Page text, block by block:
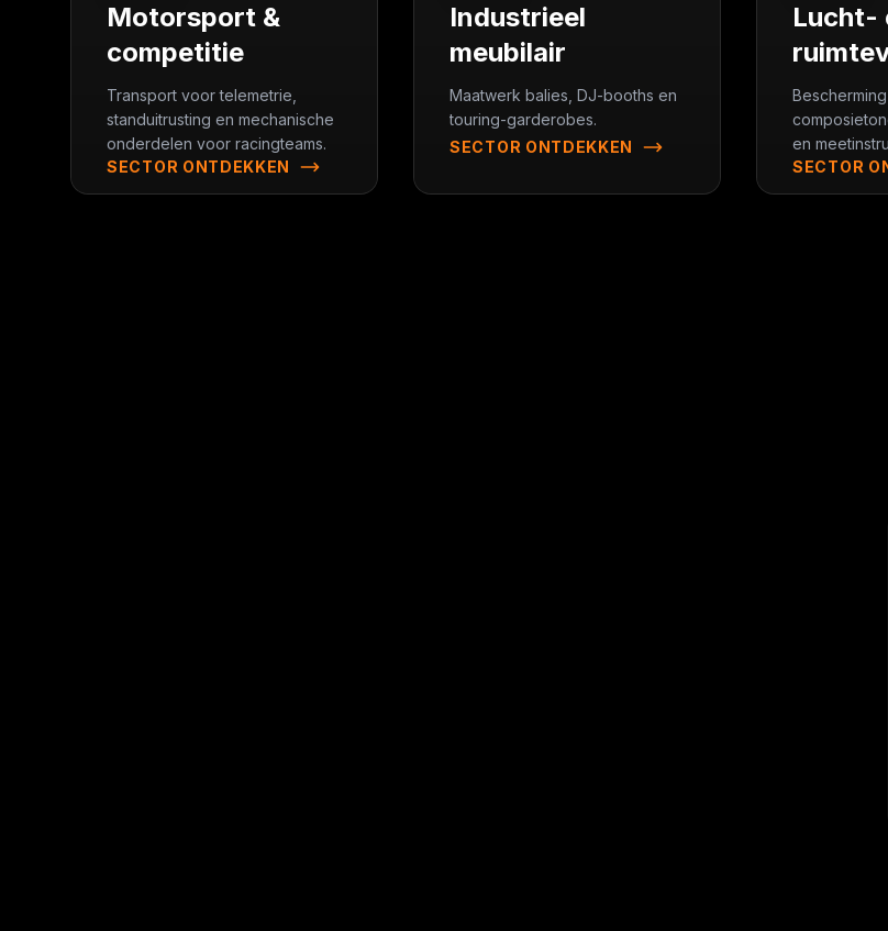
Motorsport &
competitie
Transport voor telemetrie,
standuitrusting en mechanische
onderdelen voor racingteams.
SECTOR ONTDEKKEN
Industrieel
meubilair
Maatwerk balies, DJ-booths en
touring-garderobes.
SECTOR ONTDEKKEN
Lucht-
en
SECTOR